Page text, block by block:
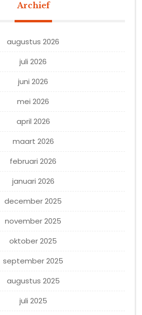
Archief
augustus 2026
juli 2026
juni 2026
mei 2026
april 2026
maart 2026
februari 2026
januari 2026
december 2025
november 2025
oktober 2025
september 2025
augustus 2025
juli 2025